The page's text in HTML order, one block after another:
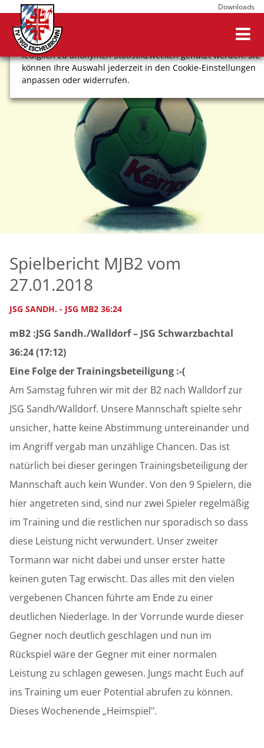
Wir verwenden Cookies, um Ihnen ein optimales
Webseitenerlebnis zu bieten. Dazu zählen Cookies, die für
den Betrieb der Seite notwendig sind, sowie solche, die
lediglich zu anonymen Statistikzwecken genutzt werden. Sie
können Ihre Auswahl jederzeit in den Cookie-Einstellungen
anpassen oder widerrufen.
COOKIE-EINSTELLUNGEN
ALLE ABLEHNEN
ALLE AUSWÄHLEN
Downloads
Spielbericht MJB2 vom
27.01.2018
JSG SANDH. - JSG MB2 36:24
mB2 :JSG Sandh./Walldorf – JSG Schwarzbachtal
36:24 (17:12)
Eine Folge der Trainingsbeteiligung :-(
Am Samstag fuhren wir mit der B2 nach Walldorf zur
JSG Sandh/Walldorf. Unsere Mannschaft spielte sehr
unsicher, hatte keine Abstimmung untereinander und
im Angriff vergab man unzählige Chancen. Das ist
natürlich bei dieser geringen Trainingsbeteiligung der
Mannschaft auch kein Wunder. Von den 9 Spielern, die
hier angetreten sind, sind nur zwei Spieler regelmäßig
im Training und die restlichen nur sporadisch so dass
diese Leistung nicht verwundert. Unser zweiter
Tormann war nicht dabei und unser erster hatte
keinen guten Tag erwischt. Das alles mit den vielen
vergebenen Chancen führte am Ende zu einer
deutlichen Niederlage. In der Vorrunde wurde dieser
Gegner noch deutlich geschlagen und nun im
Rückspiel wäre der Gegner mit einer normalen
Leistung zu schlagen gewesen. Jungs macht Euch auf
ins Training um euer Potential abrufen zu können.
Dieses Wochenende „Heimspiel".